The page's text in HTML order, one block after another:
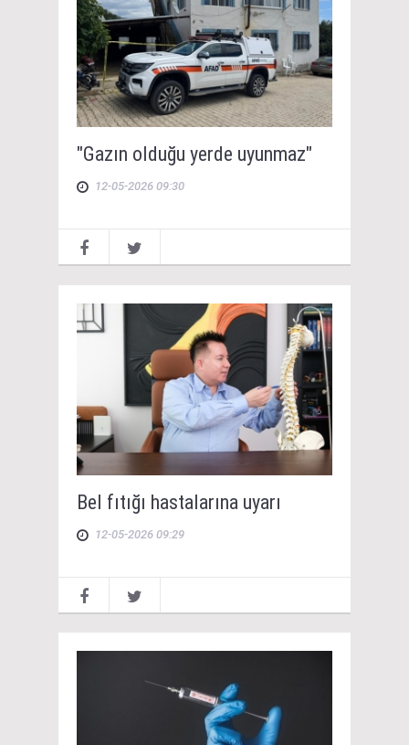
"Gazın olduğu yerde uyunmaz"
12-05-2026 09:30
Bel fıtığı hastalarına uyarı
12-05-2026 09:29